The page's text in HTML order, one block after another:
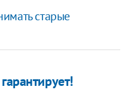
старые